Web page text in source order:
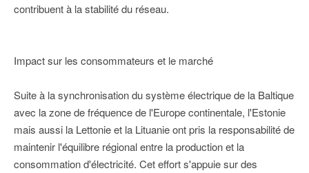
contribuent à la stabilité du réseau.
Impact sur les consommateurs et le marché
Suite à la synchronisation du système électrique de la Baltique
avec la zone de fréquence de l'Europe continentale, l'Estonie
mais aussi la Lettonie et la Lituanie ont pris la responsabilité de
maintenir l'équilibre régional entre la production et la
consommation d'électricité. Cet effort s'appuie sur des